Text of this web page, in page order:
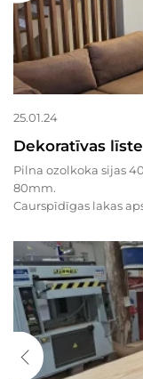
25.01.24
Dekoratīvas
Pilna ozolkoka sijas
80mm.
Caurspīdīgas lakas